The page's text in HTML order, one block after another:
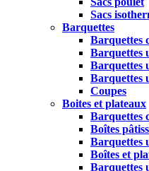
Sacs
Barquettes
Barquettes
Barquettes
Barquettes
Barquettes
Coupes
Boites et plateaux
Barquettes
Boîtes
Barquettes
Boîtes et
Barquettes